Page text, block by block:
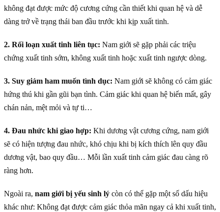
không đạt được mức độ cương cứng cần thiết khi quan hệ và dễ
dàng trở về trạng thái ban đầu trước khi kịp xuất tinh.
2. Rối loạn xuất tinh liên tục: Nam giới sẽ gặp phải các triệu
chứng xuất tinh sớm, không xuất tinh hoặc xuất tinh ngược dòng.
3. Suy giảm ham muốn tình dục: Nam giới sẽ không có cảm giác
hứng thú khi gần gũi bạn tình. Cảm giác khi quan hệ biến mất, gây
chán nản, mệt mỏi và tự ti…
4. Đau nhức khi giao hợp: Khi dương vật cương cứng, nam giới
sẽ có hiện tượng đau nhức, khó chịu khi bị kích thích lên quy đầu
dương vật, bao quy đầu… Mỗi lần xuất tinh cảm giác đau càng rõ
ràng hơn.
Ngoài ra, nam giới bị yếu sinh lý còn có thể gặp một số dấu hiệu
khác như: Không đạt được cảm giác thỏa mãn ngay cả khi xuất tinh,